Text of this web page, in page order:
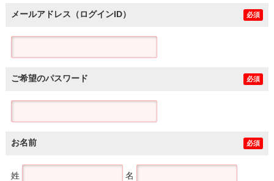
メールアドレス（ログインID） 必須
ご希望のパスワード 必須
お名前 必須
姓 名